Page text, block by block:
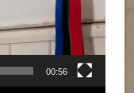
00:56